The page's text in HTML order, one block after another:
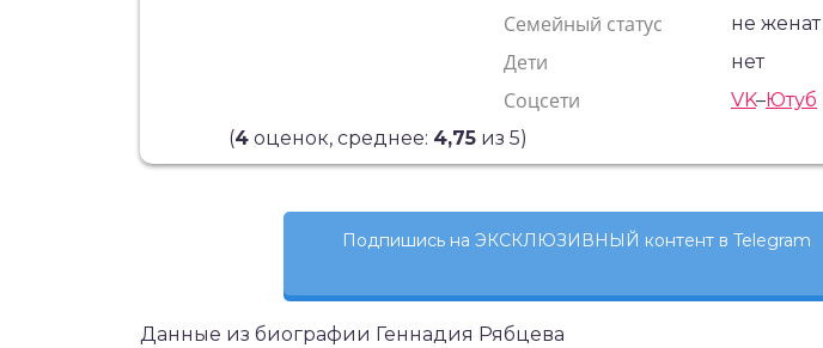
Семейный статус не женат
Дети нет
Соцсети VK–Ютуб
(4 оценок, среднее: 4,75 из 5)
Подпишись на ЭКСКЛЮЗИВНЫЙ контент в Telegram
Данные из биографии Геннадия Рябцева